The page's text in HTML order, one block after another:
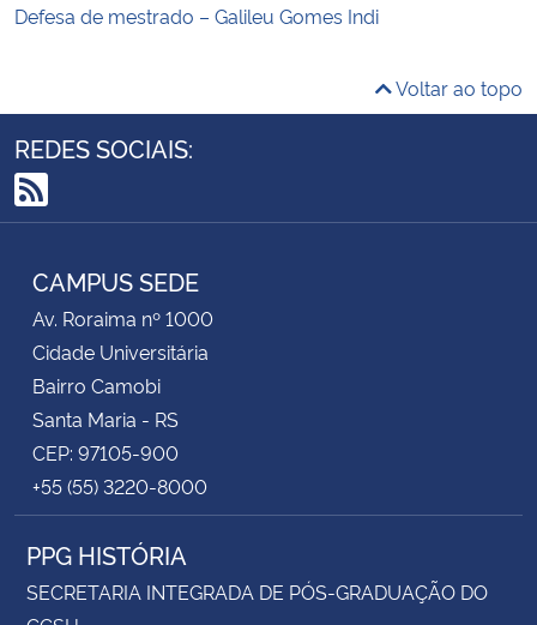
Defesa de mestrado – Galileu Gomes Indi
Voltar ao topo
REDES SOCIAIS:
RSS
CAMPUS SEDE
Av. Roraima nº 1000
Cidade Universitária
Bairro Camobi
Santa Maria - RS
CEP: 97105-900
+55 (55) 3220-8000
PPG HISTÓRIA
SECRETARIA INTEGRADA DE PÓS-GRADUAÇÃO DO